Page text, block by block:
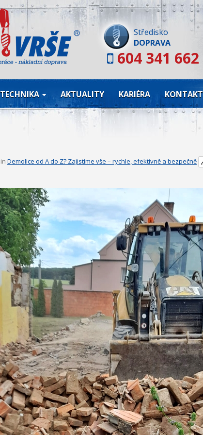
Středisko
DOPRAVA
604 341 662
Skip
to
content
TECHNIKA AKTUALITY KARIÉRA KONTAKT
in Demolice od A do Z? Zajistíme vše – rychle, efektivně a bezpečně